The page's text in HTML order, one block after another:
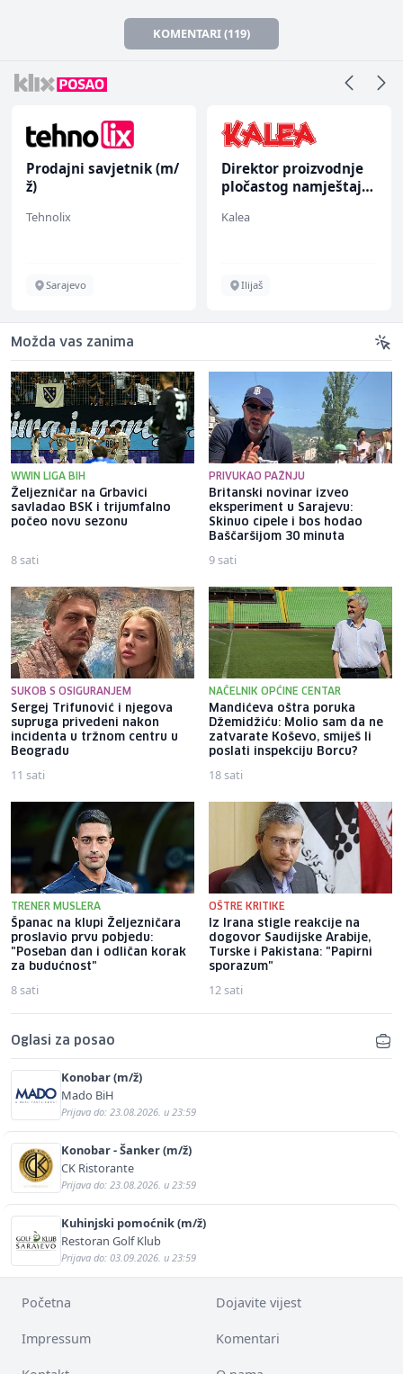
KOMENTARI (119)
Prodajni savjetnik (m/
ž)
Tehnolix
Sarajevo
Direktor proizvodnje
pločastog namještaja
Kalea
Ilijaš
Možda vas zanima
WWIN LIGA BIH
Željezničar na Grbavici
savladao BSK i trijumfalno
počeo novu sezonu
8 sati
PRIVUKAO PAŽNJU
Britanski novinar izveo
eksperiment u Sarajevu:
Skinuo cipele i bos hodao
Baščaršijom 30 minuta
9 sati
SUKOB S OSIGURANJEM
Sergej Trifunović i njegova
supruga privedeni nakon
incidenta u tržnom centru u
Beogradu
11 sati
NAČELNIK OPĆINE CENTAR
Mandićeva oštra poruka
Džemidžiću: Molio sam da ne
zatvarate Koševo, smiješ li
poslati inspekciju Borcu?
18 sati
TRENER MUSLERA
Španac na klupi Željezničara
proslavio prvu pobjedu:
"Poseban dan i odličan korak
za budućnost"
8 sati
OŠTRE KRITIKE
Iz Irana stigle reakcije na
dogovor Saudijske Arabije,
Turske i Pakistana: "Papirni
sporazum"
12 sati
Oglasi za posao
Konobar (m/ž)
Mado BiH
Prijava do: 23.08.2026. u 23:59
Konobar - Šanker (m/ž)
CK Ristorante
Prijava do: 23.08.2026. u 23:59
Kuhinjski pomoćnik (m/ž)
Restoran Golf Klub
Prijava do: 03.09.2026. u 23:59
Početna Dojavite vijest
Impressum Komentari